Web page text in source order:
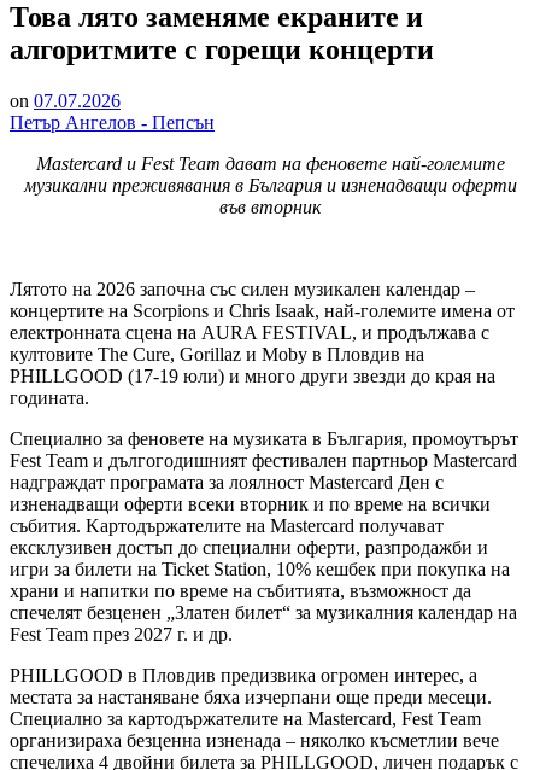
Това лято заменяме екраните и
алгоритмите с горещи концерти
on 07.07.2026
Петър Ангелов - Пепсън
Mastercard и Fest Team дават на феновете най-големите
музикални преживявания в България и изненадващи оферти
във вторник
Лятото на 2026 започна със силен музикален календар –
концертите на Scorpions и Chris Isaak, най-големите имена oт
електронната сцена на AURA FESTIVAL, и продължава с
култовите The Cure, Gorillaz и Moby в Пловдив на
PHILLGOOD (17-19 юли) и много други звезди до края на
годината.
Специално за феновете на музиката в България, промоутърът
Fest Team и дългогодишният фестивален партньор Mastercard
надграждат програмата за лоялност Mastercard Ден с
изненадващи оферти всеки вторник и по време на всички
събития. Kартодържателите на Mastercard получават
ексклузивен достъп до специални оферти, разпродажби и
игри за билети на Ticket Station, 10% кешбек при покупка на
храни и напитки по време на събитията, възможност да
спечелят безценен „Златен билет“ за музикалния календар на
Fest Team през 2027 г. и др.
PHILLGOOD в Пловдив предизвика огромен интерес, а
местата за настаняване бяха изчерпани още преди месеци.
Специално за картодържателите на Mastercard, Fest Тeam
организираха безценна изненада – няколко късметлии вече
спечелиха 4 двойни билета за PHILLGOOD, личен подарък с